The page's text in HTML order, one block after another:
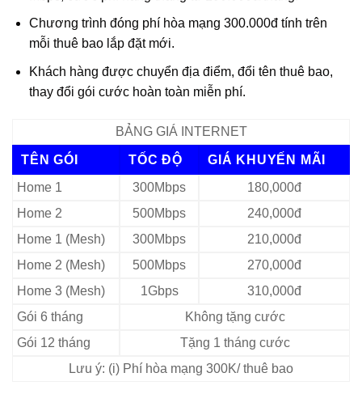
Chương trình đóng phí hòa mạng 300.000đ tính trên
mỗi thuê bao lắp đặt mới.
Khách hàng được chuyển địa điểm, đổi tên thuê bao,
thay đổi gói cước hoàn toàn miễn phí.
BẢNG GIÁ INTERNET
TÊN GÓI TỐC ĐỘ
GIÁ KHUYẾN MÃI
Home 1
300Mbps
180,000đ
Home 2
500Mbps
240,000đ
Home 1 (Mesh)
300Mbps
210,000đ
Home 2 (Mesh)
500Mbps
270,000đ
Home 3 (Mesh)
1Gbps
310,000đ
Gói 6 tháng
Không tặng cước
Gói 12 tháng
Tặng 1 tháng cước
Lưu ý: (i) Phí hòa mạng 300K/ thuê bao